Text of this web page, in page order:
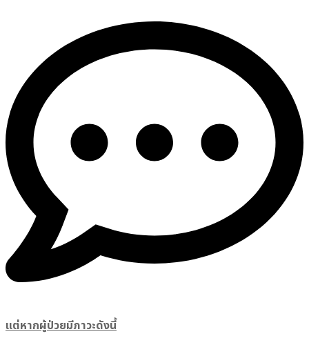
แต่หากผู้ป่วยมีภาวะดังนี้